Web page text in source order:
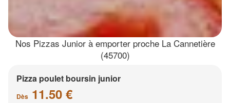
Nos Pizzas Junior à emporter proche La Cannetière
(45700)
Pizza poulet boursin junior
Dès 11.50 €